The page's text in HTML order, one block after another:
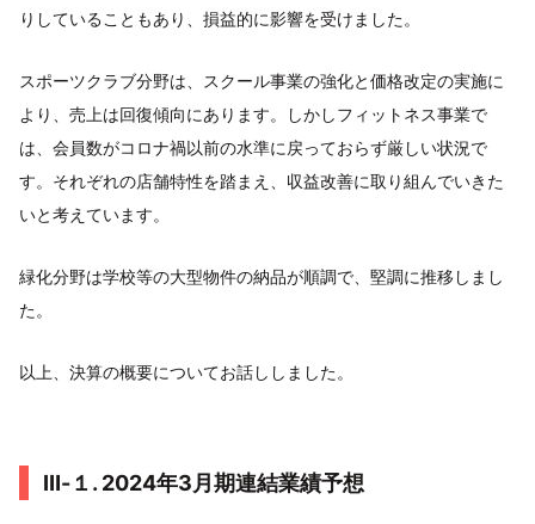
りしていることもあり、損益的に影響を受けました。
スポーツクラブ分野は、スクール事業の強化と価格改定の実施に
より、売上は回復傾向にあります。しかしフィットネス事業で
は、会員数がコロナ禍以前の水準に戻っておらず厳しい状況で
す。それぞれの店舗特性を踏まえ、収益改善に取り組んでいきた
いと考えています。
緑化分野は学校等の大型物件の納品が順調で、堅調に推移しまし
た。
以上、決算の概要についてお話ししました。
Ⅲ-１. 2024年3月期連結業績予想